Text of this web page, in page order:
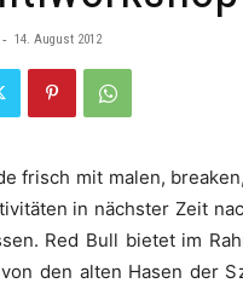
- 14. August 2012
frisch mit malen,
in nächster Zeit
Red Bull bietet im
den alten Hasen der